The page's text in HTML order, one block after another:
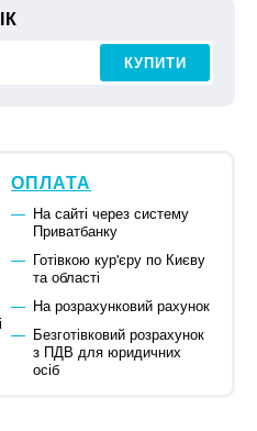
КУПИТИ
ОПЛАТА
На сайті через систему
Приватбанку
Готівкою кур'єру по Києву
та області
На розрахунковий рахунок
Безготівковий розрахунок
з ПДВ для юридичних
осіб